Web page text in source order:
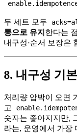
두 세트 모두
통으로 유지 한다는
내구성·순서 보장은
8. 내구성 기
처리량 압박이 오면
고
숫자는 좋아지지만,
라는, 운영에서 가장